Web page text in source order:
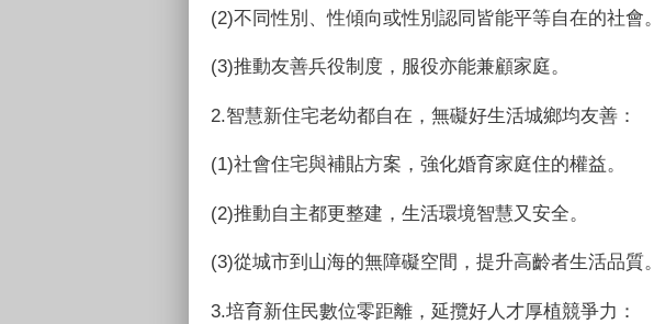
(2)不同性別、性傾向或性別認同皆能平等自在的社會。
(3)推動友善兵役制度，服役亦能兼顧家庭。
2.智慧新住宅老幼都自在，無礙好生活城鄉均友善：
(1)社會住宅與補貼方案，強化婚育家庭住的權益。
(2)推動自主都更整建，生活環境智慧又安全。
(3)從城市到山海的無障礙空間，提升高齡者生活品質。
3.培育新住民數位零距離，延攬好人才厚植競爭力：